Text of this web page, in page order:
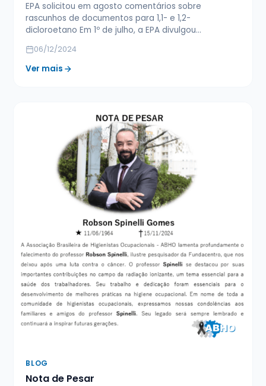
EPA solicitou em agosto comentários sobre
rascunhos de documentos para 1,1- e 1,2-
dicloroetano Em 1º de julho, a EPA divulgou…
06/12/2024
Ver mais
BLOG
Nota de Pesar